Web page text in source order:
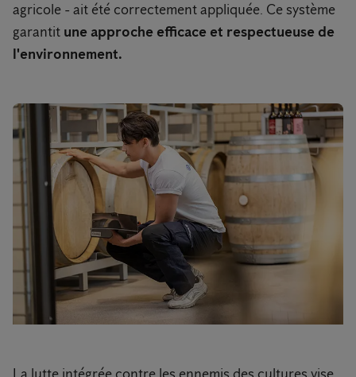
agricole - ait été correctement appliquée. Ce système
garantit une approche efficace et respectueuse de
l'environnement.
La lutte intégrée contre les ennemis des cultures vise